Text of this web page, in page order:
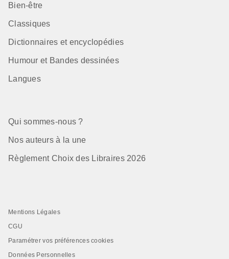
Bien-être
Classiques
Dictionnaires et encyclopédies
Humour et Bandes dessinées
Langues
Qui sommes-nous ?
Nos auteurs à la une
Règlement Choix des Libraires 2026
Mentions Légales
CGU
Paramétrer vos préférences cookies
Données Personnelles